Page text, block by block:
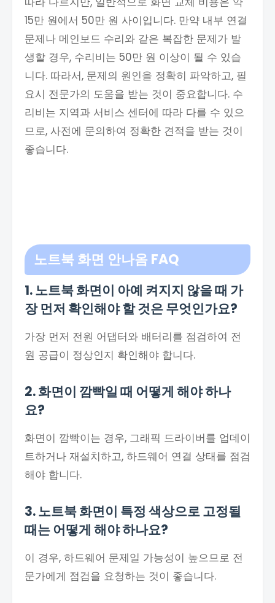
15만 원에서 50만 원 사이입니다. 만약 내부 연결
문제나 메인보드 수리와 같은 복잡한 문제가 발
생할 경우, 수리비는 50만 원 이상이 될 수 있습
니다. 따라서, 문제의 원인을 정확히 파악하고, 필
요시 전문가의 도움을 받는 것이 중요합니다. 수
리비는 지역과 서비스 센터에 따라 다를 수 있으
므로, 사전에 문의하여 정확한 견적을 받는 것이
좋습니다.
노트북 화면 안나옴 FAQ
1. 노트북 화면이 아예 켜지지 않을 때 가
장 먼저 확인해야 할 것은 무엇인가요?
가장 먼저 전원 어댑터와 배터리를 점검하여 전
원 공급이 정상인지 확인해야 합니다.
2. 화면이 깜빡일 때 어떻게 해야 하나
요?
화면이 깜빡이는 경우, 그래픽 드라이버를 업데이
트하거나 재설치하고, 하드웨어 연결 상태를 점검
해야 합니다.
3. 노트북 화면이 특정 색상으로 고정될
때는 어떻게 해야 하나요?
이 경우, 하드웨어 문제일 가능성이 높으므로 전
문가에게 점검을 요청하는 것이 좋습니다.